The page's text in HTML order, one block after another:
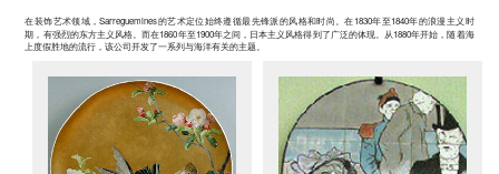
在装饰艺术领域，Sarreguemines的艺术定位始终遵循最先锋派的风格和时尚。在 1830年至1840年的浪漫主义时
期，有强烈的东方主义风格。而在1860年至1900年之间，日本主义风格得到了广泛的体现。从 1880年开始，随着海
上度假胜地的流行，该公司开发了一系列与海洋有关的主题。